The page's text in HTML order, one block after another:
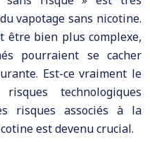
vapotage sans nicotine.
être bien plus complexe,
pourraient se cacher
Est-ce vraiment le
technologiques
risques associés à la
est devenu crucial.